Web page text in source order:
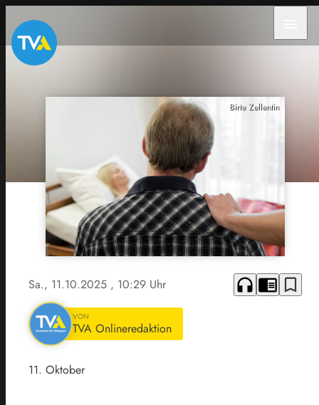
Birte Zellentin
Sa., 11.10.2025 , 10:29 Uhr headphones chrome_reader_mode bookmark_border
VON
TVA Onlineredaktion
11. Oktober